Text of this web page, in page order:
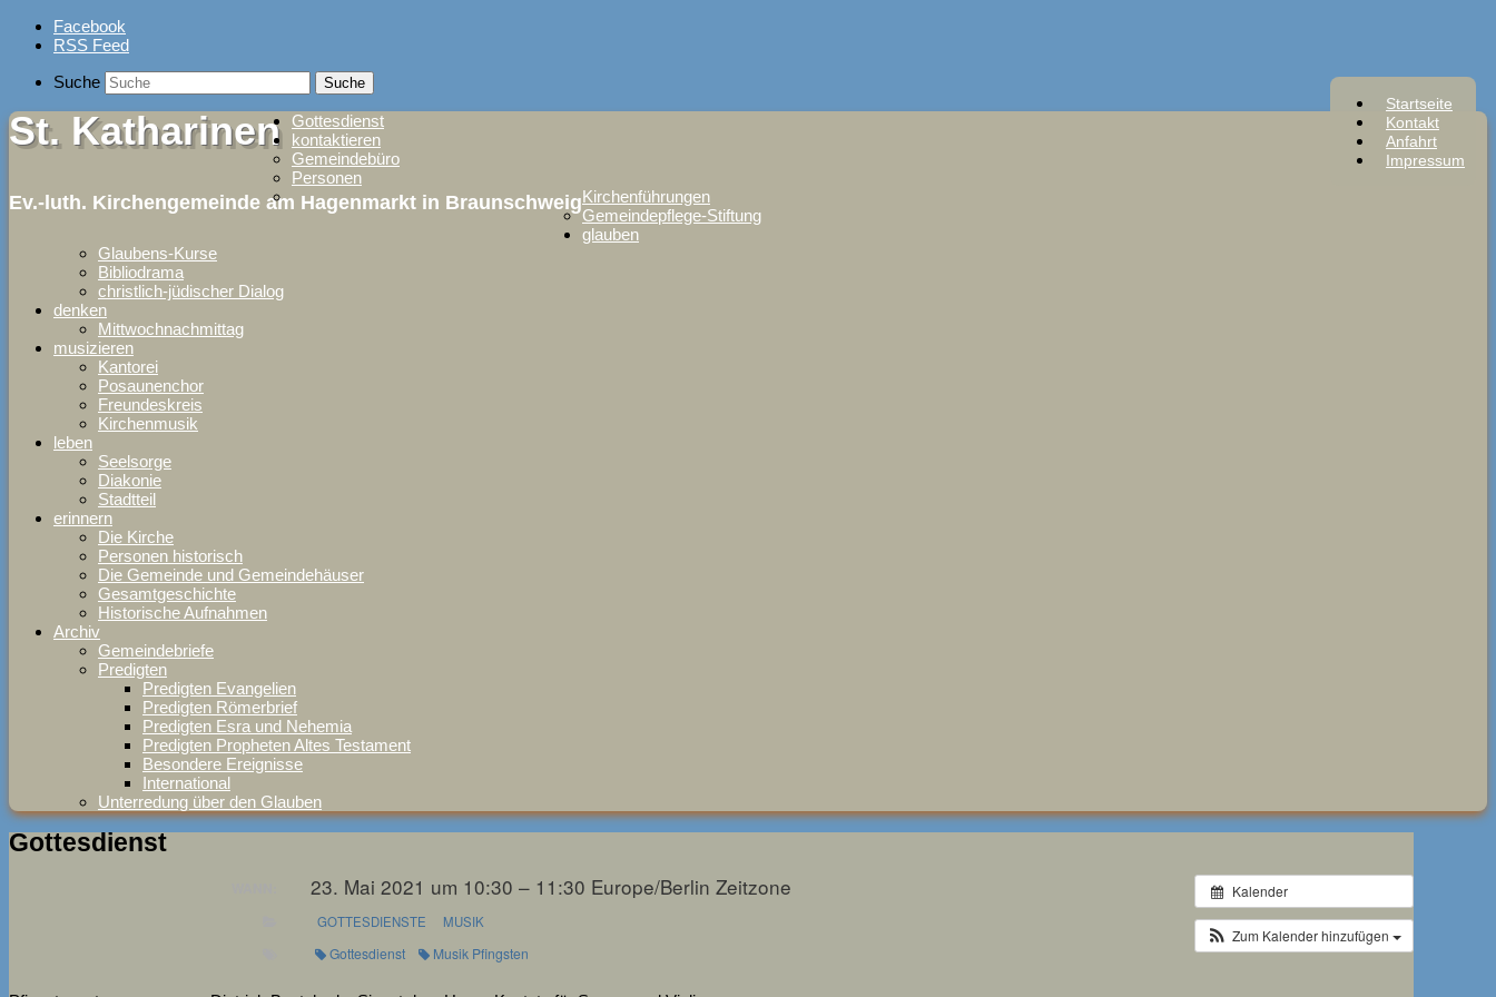
Skip
Facebook
RSS Feed
Startseite
Kontakt
Anfahrt
Impressum
Suche
St. Katharinen
Ev.-luth. Kirchengemeinde am Hagenmarkt in Braunschweig
Gottesdienst
kontaktieren
Gemeindebüro
Personen
Kirchenführungen
Gemeindepflege-Stiftung
glauben
Glaubens-Kurse
Bibliodrama
christlich-jüdischer Dialog
denken
Mittwochnachmittag
musizieren
Kantorei
Posaunenchor
Freundeskreis
Kirchenmusik
leben
Seelsorge
Diakonie
Stadtteil
erinnern
Die Kirche
Personen historisch
Die Gemeinde und Gemeindehäuser
Gesamtgeschichte
Historische Aufnahmen
Archiv
Gemeindebriefe
Predigten
Predigten Evangelien
Predigten Römerbrief
Predigten Esra und Nehemia
Predigten Propheten Altes Testament
Besondere Ereignisse
International
Unterredung über den Glauben
Gottesdienst
Kalender
Zum Kalender hinzufügen
23. Mai 2021 um 10:30 – 11:30 Europe/Berlin Zeitzone
GOTTESDIENSTE MUSIK
Gottesdienst Musik Pfingsten